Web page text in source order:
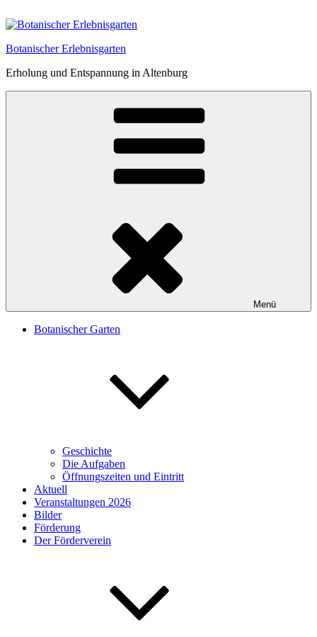
Inhalt
Botanischer Erlebnisgarten
Erholung und Entspannung in Altenburg
Menü
Botanischer Garten
Geschichte
Die Aufgaben
Öffnungszeiten und Eintritt
Aktuell
Veranstaltungen 2026
Bilder
Förderung
Der Förderverein